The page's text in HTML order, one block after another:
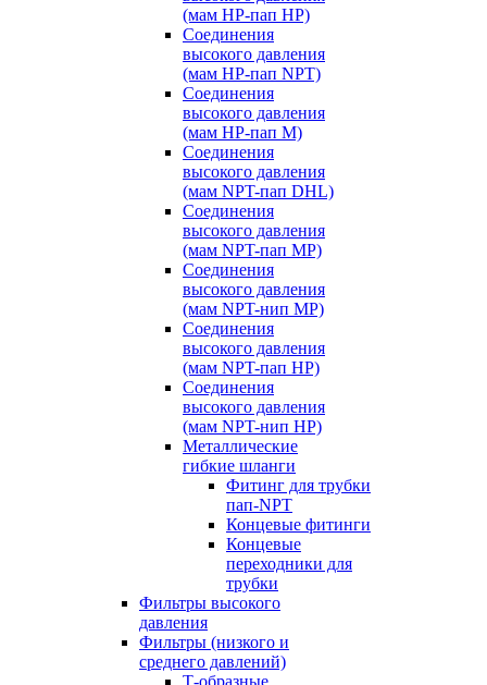
(мам HP-пап HP)
Соединения
высокого давления
(мам HP-пап NPT)
Соединения
высокого давления
(мам HP-пап M)
Соединения
высокого давления
(мам NPT-пап DHL)
Соединения
высокого давления
(мам NPT-пап MP)
Соединения
высокого давления
(мам NPT-нип MP)
Соединения
высокого давления
(мам NPT-пап HP)
Соединения
высокого давления
(мам NPT-нип HP)
Металлические
гибкие шланги
Фитинг для трубки
пап-NPT
Концевые фитинги
Концевые
переходники для
трубки
Фильтры высокого
давления
Фильтры (низкого и
среднего давлений)
Т-образные